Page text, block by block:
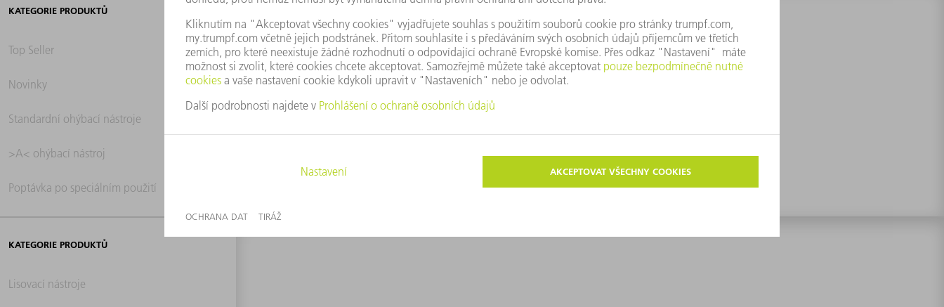
KATEGORIE PRODUKTŮ
Top Seller
Novinky
Standardní ohýbací nástroje
>A< ohýbací nástroj
Poptávka po speciálním použití
0 záznamy
KATEGORIE PRODUKTŮ
Lisovací nástroje